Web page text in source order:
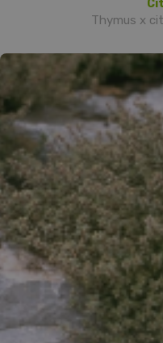
Thymus x